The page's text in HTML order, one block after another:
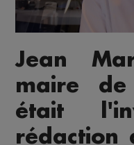
Jean
maire
était
rédaction